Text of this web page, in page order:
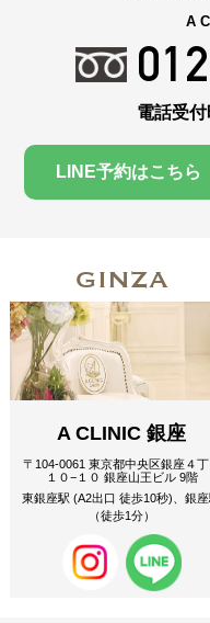
A
電話受
LINE予約はこちら
GINZA
A CLINIC 銀座
〒104-0061 東京都中央区銀座４丁
１０−１０ 銀座山王ビル 9階
東銀座駅 (A2出口 徒歩10秒)、銀座
（徒歩1分）